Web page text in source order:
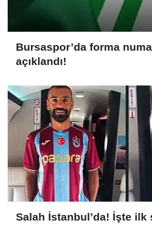
Bursaspor’da forma
açıklandı!
Salah İstanbul’da! İşte